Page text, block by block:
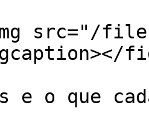
src="/files/
e o que